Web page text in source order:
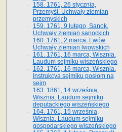
158. 1761, 26 stycznia,
Przemyśl. Uchwały ziemian
przemyskich
159. 1761, 9 lutego, Sanok.
Uchwały ziemian sanockich
160. 1761, 2 marca, Lwów.
Uchwały ziemian lwowskich
161. 1761, 16 marca, Wisznia.
Laudum sejmiku wiszeńskiego
162. 1761, 16 marca, Wisznia.
Instrukcya sejmiku posłom na
sejm
163. 1861, 14 września,
Wisznia. Laudum sejmiku
deputackiego wiszeńskiego
164. 1761, 15 września,
Wisznia. Laudum sejmiku
gospodarskiego wiszeńskiego